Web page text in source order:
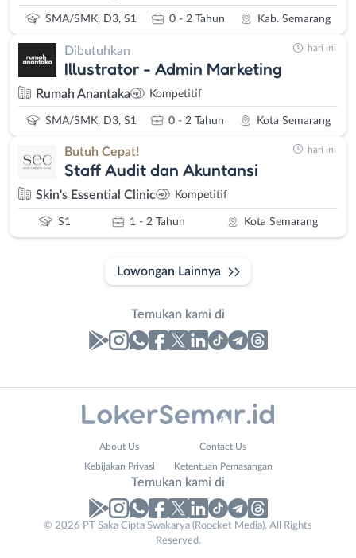
SMA/SMK, D3, S1 0 - 2 Tahun Kab. Semarang
Dibutuhkan
Illustrator - Admin Marketing
Rumah Anantaka Kompetitif
SMA/SMK, D3, S1 0 - 2 Tahun Kota Semarang
hari ini
Butuh Cepat!
Staff Audit dan Akuntansi
Skin's Essential Clinic Kompetitif
S1 1 - 2 Tahun Kota Semarang
hari ini
Lowongan Lainnya
Temukan kami di
No. Telp /
About Us Contact Us
Kebijakan Privasi Ketentuan Pemasangan
Temukan kami di
© 2026 PT Saka Cipta Swakarya (Roocket Media). All Rights
Reserved.